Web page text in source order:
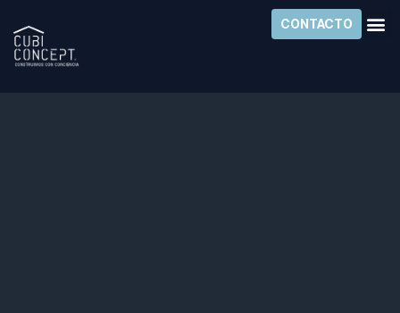
contenido
CONTACTO